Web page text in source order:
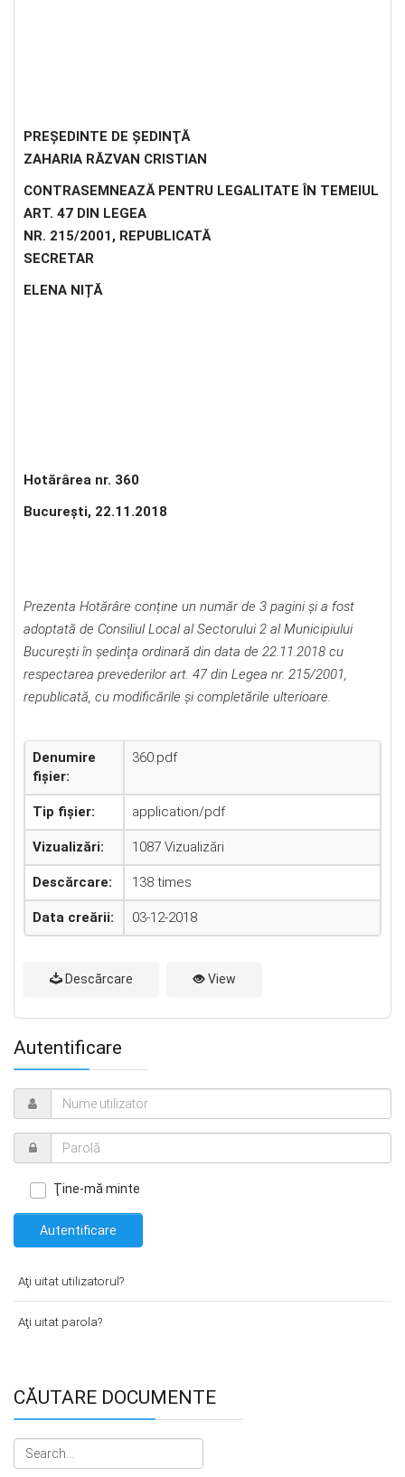
PREŞEDINTE DE ŞEDINŢĂ
ZAHARIA RĂZVAN CRISTIAN
CONTRASEMNEAZĂ PENTRU LEGALITATEÎN TEMEIUL
ART. 47 DIN LEGEA
NR. 215/2001, REPUBLICATĂ
SECRETAR
ELENA NIȚĂ
Hotărârea nr. 360
Bucureşti, 22.11.2018
Prezenta Hotărâre conține un număr de 3 pagini și a fost
adoptată de Consiliul Local al Sectorului 2 al Municipiului
Bucureşti în şedinţa ordinară din data de 22.11.2018 cu
respectarea prevederilor art. 47 din Legea nr. 215/2001,
republicată, cu modificările şi completările ulterioare.
Denumire
fișier:
360.pdf
Tip fișier: application/pdf
Vizualizări: 1087 Vizualizări
Descărcare: 138 times
Data creării: 03-12-2018
Descărcare View
Autentificare
Ţine-mă minte
Autentificare
Aţi uitat utilizatorul?
Aţi uitat parola?
CĂUTARE DOCUMENTE